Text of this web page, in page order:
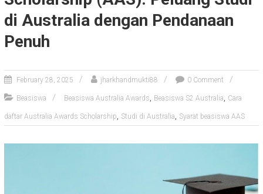
di Australia dengan Pendanaan
Penuh
February 28, 2025 jharkhandmukti88 0 Comment
Beasiswa Beasiswa Australia Awards, Beasiswa S2 Australia, Cara
daftar Australia Awards Scholarship, Studi di Australia, Syarat beasiswa AAS